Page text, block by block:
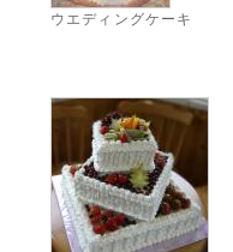
ウエディングケーキ